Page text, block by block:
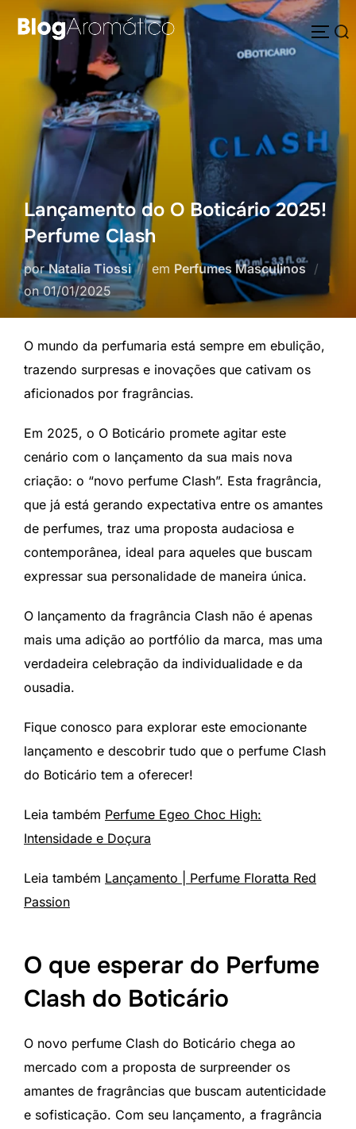
para
conteúdo
Pesquisar
por:
Lançamento do O Boticário 2025!
Perfume Clash
porNatalia Tiossi em Perfumes Masculinos
onPostado
em
01/01/2025
O mundo da perfumaria está sempre em ebulição,
trazendo surpresas e inovações que cativam os
aficionados por fragrâncias.
Em 2025, o O Boticário promete agitar este
cenário com o lançamento da sua mais nova
criação: o “novo perfume Clash”. Esta fragrância,
que já está gerando expectativa entre os amantes
de perfumes, traz uma proposta audaciosa e
contemporânea, ideal para aqueles que buscam
expressar sua personalidade de maneira única.
O lançamento da fragrância Clash não é apenas
mais uma adição ao portfólio da marca, mas uma
verdadeira celebração da individualidade e da
ousadia.
Fique conosco para explorar este emocionante
lançamento e descobrir tudo que o perfume Clash
do Boticário tem a oferecer!
Leia também Perfume Egeo Choc High:
Intensidade e Doçura
Leia também Lançamento | Perfume Floratta Red
Passion
O que esperar do Perfume
Clash do Boticário
O novo perfume Clash do Boticário chega ao
mercado com a proposta de surpreender os
amantes de fragrâncias que buscam autenticidade
e sofisticação. Com seu lançamento, a fragrância